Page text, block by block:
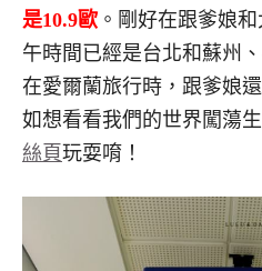
是10.9歐 。剛好在跟爹娘
午時間已經是台北和蘇州
在愛爾蘭旅行時，跟爹娘
如想看看我們的世界闖蕩
絲頁玩耍唷！